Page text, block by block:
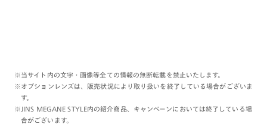
※当サイト内の文字・画像等全ての情報の無断転載を禁止いたします。
※オプションレンズは、販売状況により取り扱いを終了している場合がございま
す。
※JINS MEGANE STYLE内の紹介商品、キャンペーンにおいては終了している場
合がございます。